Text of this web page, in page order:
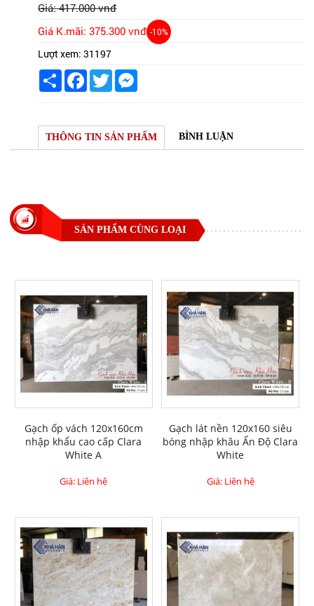
Giá: 417.000 vnđ
Giá K.mãi: 375.300 vnđ -10%
Lượt xem: 31197
Share Facebook
Twitter
THÔNG TIN SẢN PHẨM BÌNH LUẬN
SẢN PHẨM CÙNG LOẠI
Gạch ốp vách 120x160cm
nhập khẩu cao cấp Clara
White A
Giá: Liên hệ
Gạch lát nền 120x160 siêu
bóng nhập khâu Ấn Độ Clara
White
Giá: Liên hệ